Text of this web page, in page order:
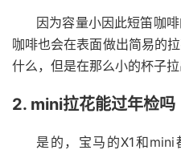
因为容量小因此短笛咖
咖啡也会在表面做出简易的
什么，但是在那么小的杯子
2. mini拉花能过年检吗
是的，宝马的X1和